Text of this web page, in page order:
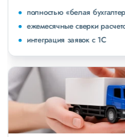
полностью «белая
ежемесячные сверки
интеграция заявок с 1С